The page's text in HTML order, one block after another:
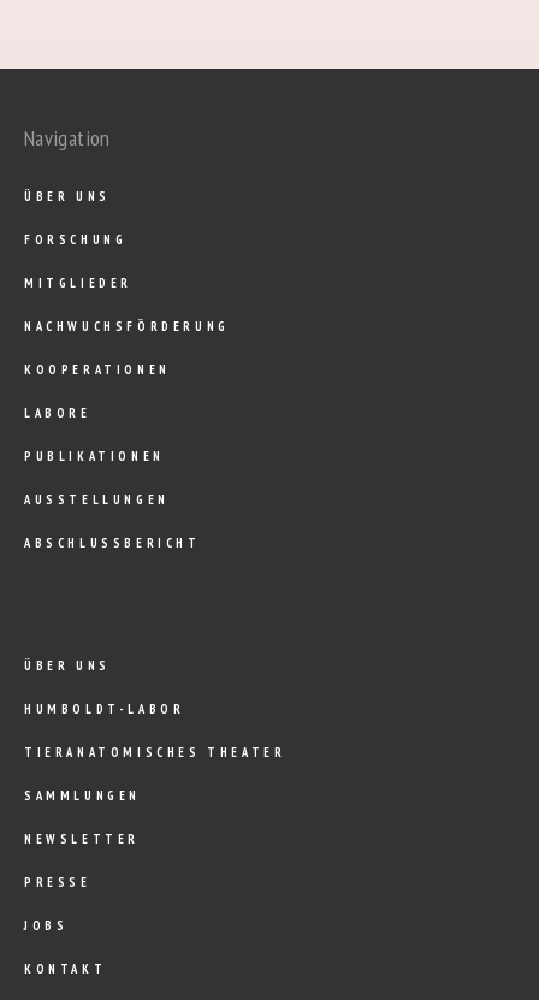
Navigation
ÜBER UNS
FORSCHUNG
MITGLIEDER
NACHWUCHSFÖRDERUNG
KOOPERATIONEN
LABORE
PUBLIKATIONEN
AUSSTELLUNGEN
ABSCHLUSSBERICHT
ÜBER UNS
HUMBOLDT-LABOR
TIERANATOMISCHES THEATER
SAMMLUNGEN
NEWSLETTER
PRESSE
JOBS
KONTAKT